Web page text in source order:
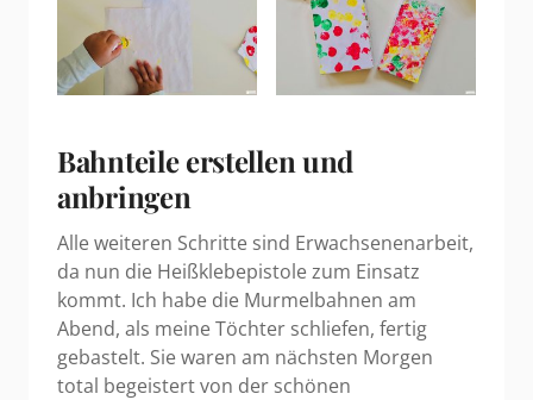
Bahnteile erstellen und
anbringen
Alle weiteren Schritte sind Erwachsenenarbeit,
da nun die Heißklebepistole zum Einsatz
kommt. Ich habe die Murmelbahnen am
Abend, als meine Töchter schliefen, fertig
gebastelt. Sie waren am nächsten Morgen
total begeistert von der schönen